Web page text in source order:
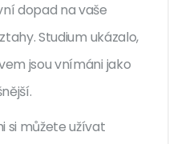
dopad na vaše
Studium ukázalo,
jsou vnímáni jako
si můžete užívat